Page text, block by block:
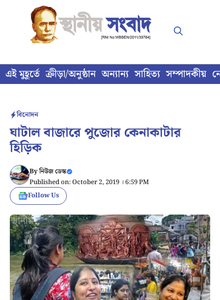
content
এই মুহূর্তে ক্রীড়া/অনুষ্ঠান অন্যান্য সাহিত্য সম্পাদকীয়
বিনোদন
ঘাটাল বাজারে পুজোর কেনাকাটার
হিড়িক
Byনিউজ ডেস্ক
Published on: October 2, 2019 । 6:59 PM
Follow Us